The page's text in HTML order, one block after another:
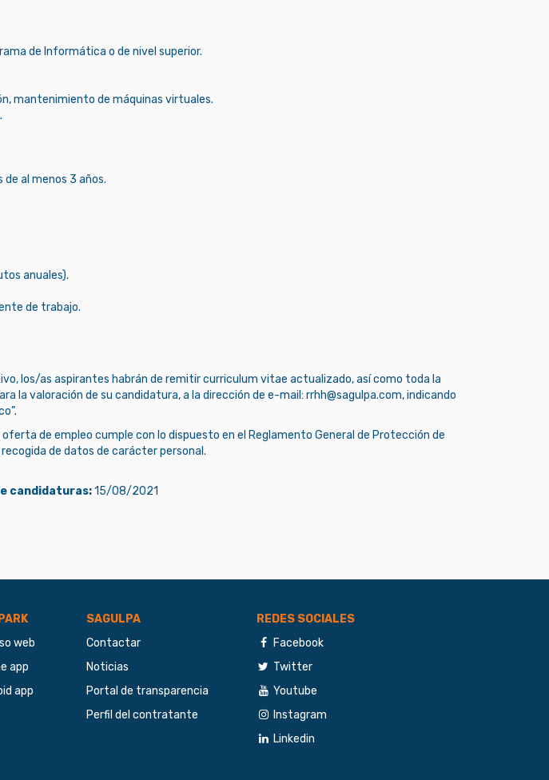
de Informática o de nivel superior.
mantenimiento de máquinas virtuales.
al menos 3 años.
anuales).
de trabajo.
los/as aspirantes habrán de remitir curriculum vitae actualizado, así como toda la
la valoración de su candidatura, a la dirección de e-mail: rrhh@sagulpa.com, indicando
oferta de empleo cumple con lo dispuesto en el Reglamento General de Protección de
de datos de carácter personal.
candidaturas:15/08/2021
web
app
app
SAGULPA
Contactar
Noticias
Portal de transparencia
Perfil del contratante
REDES SOCIALES
Facebook
Twitter
Youtube
Instagram
Linkedin